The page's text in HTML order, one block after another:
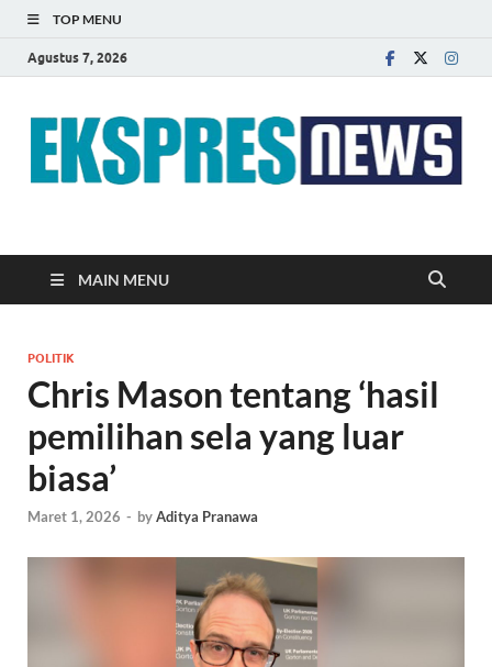
TOP MENU
Agustus 7, 2026
EKSPRES NEWS
MAIN MENU
POLITIK
Chris Mason tentang ‘hasil
pemilihan sela yang luar
biasa’
Maret 1, 2026 - byAditya Pranawa